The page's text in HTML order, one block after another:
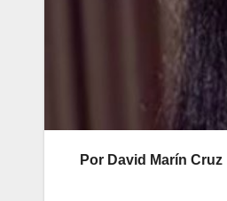
Por David Marín Cruz